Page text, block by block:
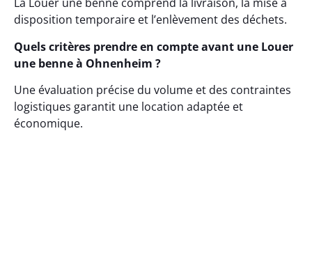
La Louer une benne comprend la livraison, la mise à
disposition temporaire et l’enlèvement des déchets.
Quels critères prendre en compte avant une Louer
une benne à Ohnenheim ?
Une évaluation précise du volume et des contraintes
logistiques garantit une location adaptée et
économique.